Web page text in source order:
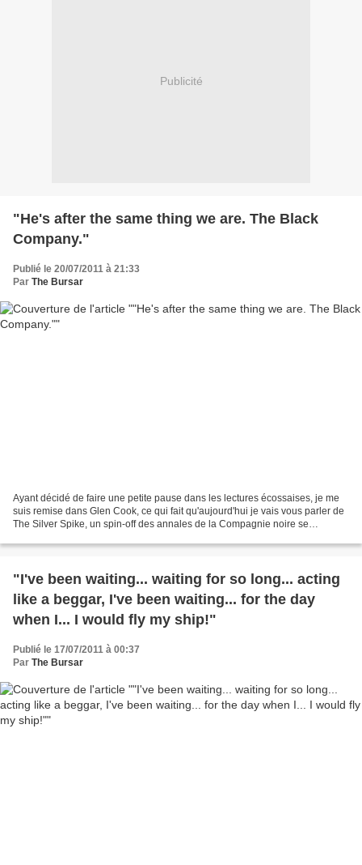
Publicité
"He's after the same thing we are. The Black
Company."
Publié le 20/07/2011 à 21:33
Par The Bursar
Ayant décidé de faire une petite pause dans les lectures écossaises, je me
suis remise dans Glen Cook, ce qui fait qu'aujourd'hui je vais vous parler de
The Silver Spike, un spin-off des annales de la Compagnie noire se
"I've been waiting... waiting for so long... acting
like a beggar, I've been waiting... for the day
when I... I would fly my ship!"
Publié le 17/07/2011 à 00:37
Par The Bursar